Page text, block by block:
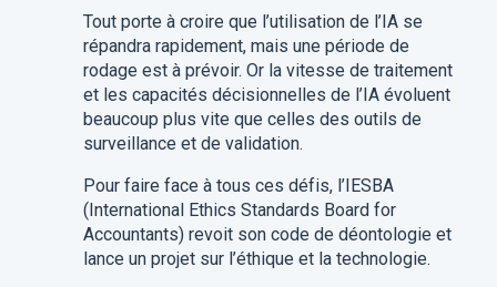
Tout porte à croire que l’utilisation de l’IA se
répandra rapidement, mais une période de
rodage est à prévoir. Or la vitesse de traitement
et les capacités décisionnelles de l’IA évoluent
beaucoup plus vite que celles des outils de
surveillance et de validation.
Pour faire face à tous ces défis, l’IESBA
(International Ethics Standards Board for
Accountants) revoit son code de déontologie et
lance un projet sur l’éthique et la technologie.